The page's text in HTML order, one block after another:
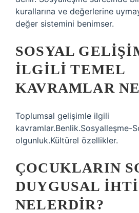
kurallarına ve değerlerine
değer sistemini benimser.
SOSYAL
ILGILI TEMEL
KAVRAMLAR
Toplumsal gelişimle ilgili
kavramlar.Benlik.Sosyalleşme-
olgunluk.Kültürel özellikler.
ÇOCUKLARIN
DUYGUSAL
NELERDIR?